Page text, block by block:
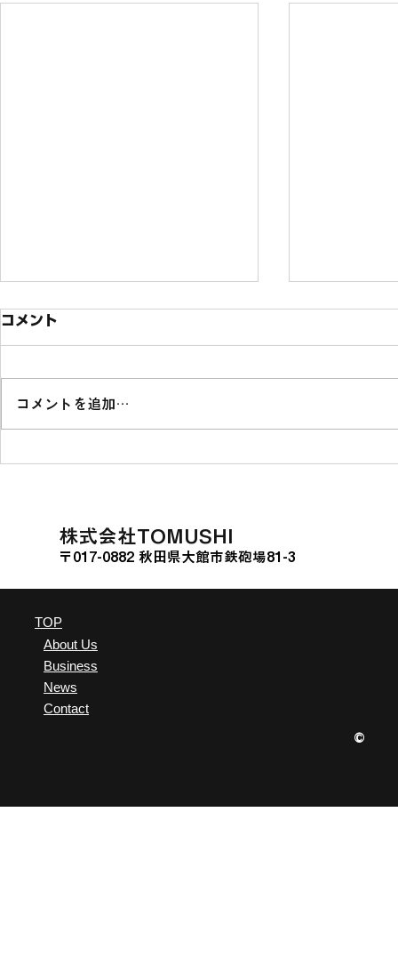
熊本県山江村と官民共創振興
秋田県大館
ました。
コメント
コメントを追加…
​株式会社TOMUSHI
〒017-0882 秋田県大館市鉄砲場81-3
TOP
About Us
Business
News
Contact
©